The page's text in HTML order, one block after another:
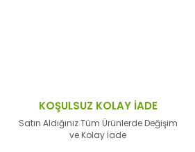
KOŞULSUZ KOLAY İADE
Satın Aldığınız Tüm Ürünlerde Değişim
ve Kolay İade